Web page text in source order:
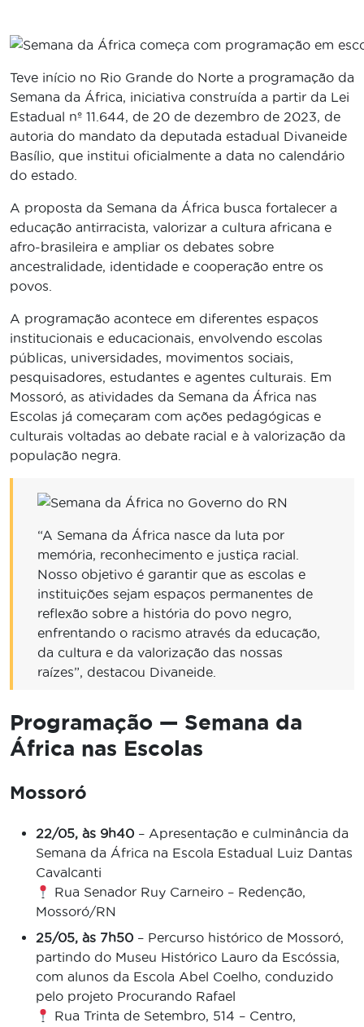
Teve início no Rio Grande do Norte a programação da
Semana da África, iniciativa construída a partir da Lei
Estadual nº 11.644, de 20 de dezembro de 2023, de
autoria do mandato da deputada estadual Divaneide
Basílio, que institui oficialmente a data no calendário
do estado.
A proposta da Semana da África busca fortalecer a
educação antirracista, valorizar a cultura africana e
afro-brasileira e ampliar os debates sobre
ancestralidade, identidade e cooperação entre os
povos.
A programação acontece em diferentes espaços
institucionais e educacionais, envolvendo escolas
públicas, universidades, movimentos sociais,
pesquisadores, estudantes e agentes culturais. Em
Mossoró, as atividades da Semana da África nas
Escolas já começaram com ações pedagógicas e
culturais voltadas ao debate racial e à valorização da
população negra.
“A Semana da África nasce da luta por
memória, reconhecimento e justiça racial.
Nosso objetivo é garantir que as escolas e
instituições sejam espaços permanentes de
reflexão sobre a história do povo negro,
enfrentando o racismo através da educação,
da cultura e da valorização das nossas
raízes”, destacou Divaneide.
Programação — Semana da
África nas Escolas
Mossoró
22/05, às 9h40 – Apresentação e culminância da
Semana da África na Escola Estadual Luiz Dantas
Cavalcanti
Rua Senador Ruy Carneiro – Redenção,
Mossoró/RN
25/05, às 7h50 – Percurso histórico de Mossoró,
partindo do Museu Histórico Lauro da Escóssia,
com alunos da Escola Abel Coelho, conduzido
pelo projeto Procurando Rafael
Rua Trinta de Setembro, 514 – Centro,